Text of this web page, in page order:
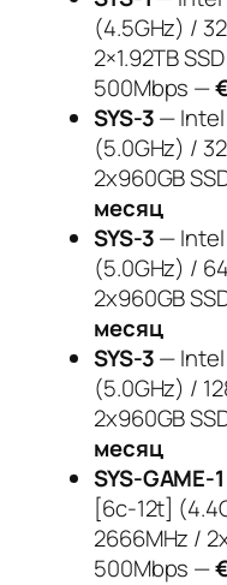
(4.5GHz) /
2×1.92TB
500Mbps —
SYS-3—
(5.0GHz) /
2x960GB
месяц
SYS-3—
(5.0GHz) /
2x960GB
месяц
SYS-3—
(5.0GHz) /
2x960GB
месяц
SYS-GAME-1
[6c-12t]
2666MHz /
500Mbps —